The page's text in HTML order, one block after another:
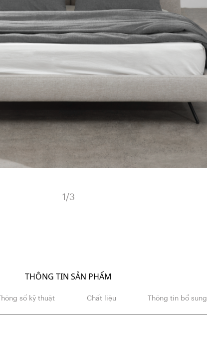
1 /3
THÔNG TIN SẢN PHẨM
Thông số kỹ thuật Chất liệu Thông tin bổ sung